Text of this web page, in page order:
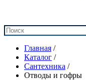
Главная /
Каталог /
Сантехника /
Отводы и гофры